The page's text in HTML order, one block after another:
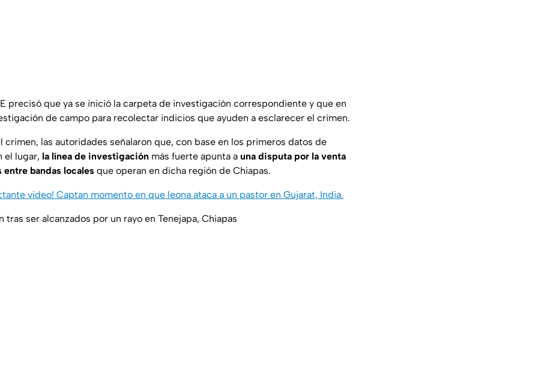
precisó que ya se inició la carpeta de investigación correspondiente y que en
de campo para recolectar indicios que ayuden a esclarecer el crimen.
crimen, las autoridades señalaron que, con base en los primeros datos de
el lugar, la línea de investigación más fuerte apunta a una disputa por la venta
bandas locales que operan en dicha región de Chiapas.
video! Captan momento en que leona ataca a un pastor en Gujarat, India.
tras ser alcanzados por un rayo en Tenejapa, Chiapas